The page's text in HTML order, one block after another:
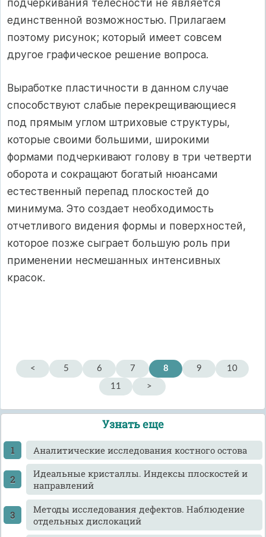
подчеркивания телесности не является
единственной возможностью. Прилагаем
поэтому рисунок; который имеет совсем
другое графическое решение вопроса.
Выработке пластичности в данном случае
способствуют слабые перекрещивающиеся
под прямым углом штриховые структуры,
которые своими большими, широкими
формами подчеркивают голову в три четверти
оборота и сокращают богатый нюансами
естественный перепад плоскостей до
минимума. Это создает необходимость
отчетливого видения формы и поверхностей,
которое позже сыграет большую роль при
применении несмешанных интенсивных
красок.
< 5 6 7 8 9
10
11
>
Узнать еще
Аналитические исследования костного остова
Идеальные кристаллы. Индексы плоскостей и
направлений
Методы исследования дефектов. Наблюдение
отдельных дислокаций